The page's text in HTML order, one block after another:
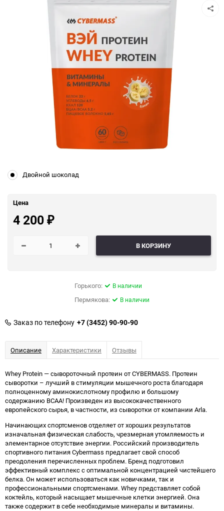
Двойной шоколад
Цена
4 200 ₽
В КОРЗИНУ
Горького: В наличии
Пермякова: В наличии
Заказ по телефону +7 (3452) 90-90-90
Описание Характеристики Отзывы
Whey Protein — сывороточный протеин от CYBERMASS. Протеин
сыворотки – лучший в стимуляции мышечного роста благодаря
полноценному аминокислотному профилю и большому
содержанию ВСАА! Произведен из высококачественного
европейского сырья, в частности, из сыворотки от компании Arla.
Начинающих спортсменов отделяет от хороших результатов
изначальная физическая слабость, чрезмерная утомляемость и
элементарное отсутствие энергии. Российский производитель
спортивного питания Cybermass предлагает свой способ
преодоления перечисленных проблем. Бренд подготовил
эффективный комплекс с оптимальной концентрацией чистейшего
белка. Он может использоваться как новичками, так и
профессиональными спортсменами. Whey представляет собой
коктейль, который насыщает мышечные клетки энергией. Она
также содержит в себе необходимые минералы и витамины.